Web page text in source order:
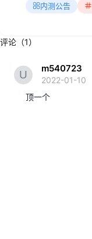
内测公告
评论（1）
m540723
2022-01-10
顶一个